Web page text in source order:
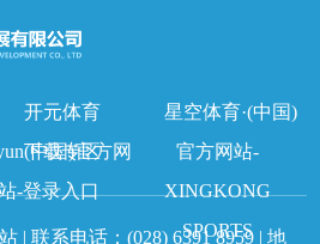
开元体育
中国)官方网
-登录入口
星空体育·(中国)
官方网站-
XINGKONG
SPORTS
下载专区
| 联系电话：(028) 6391 8959 | 地